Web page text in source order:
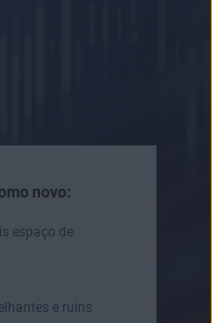
novo:
espaço de
e ruins